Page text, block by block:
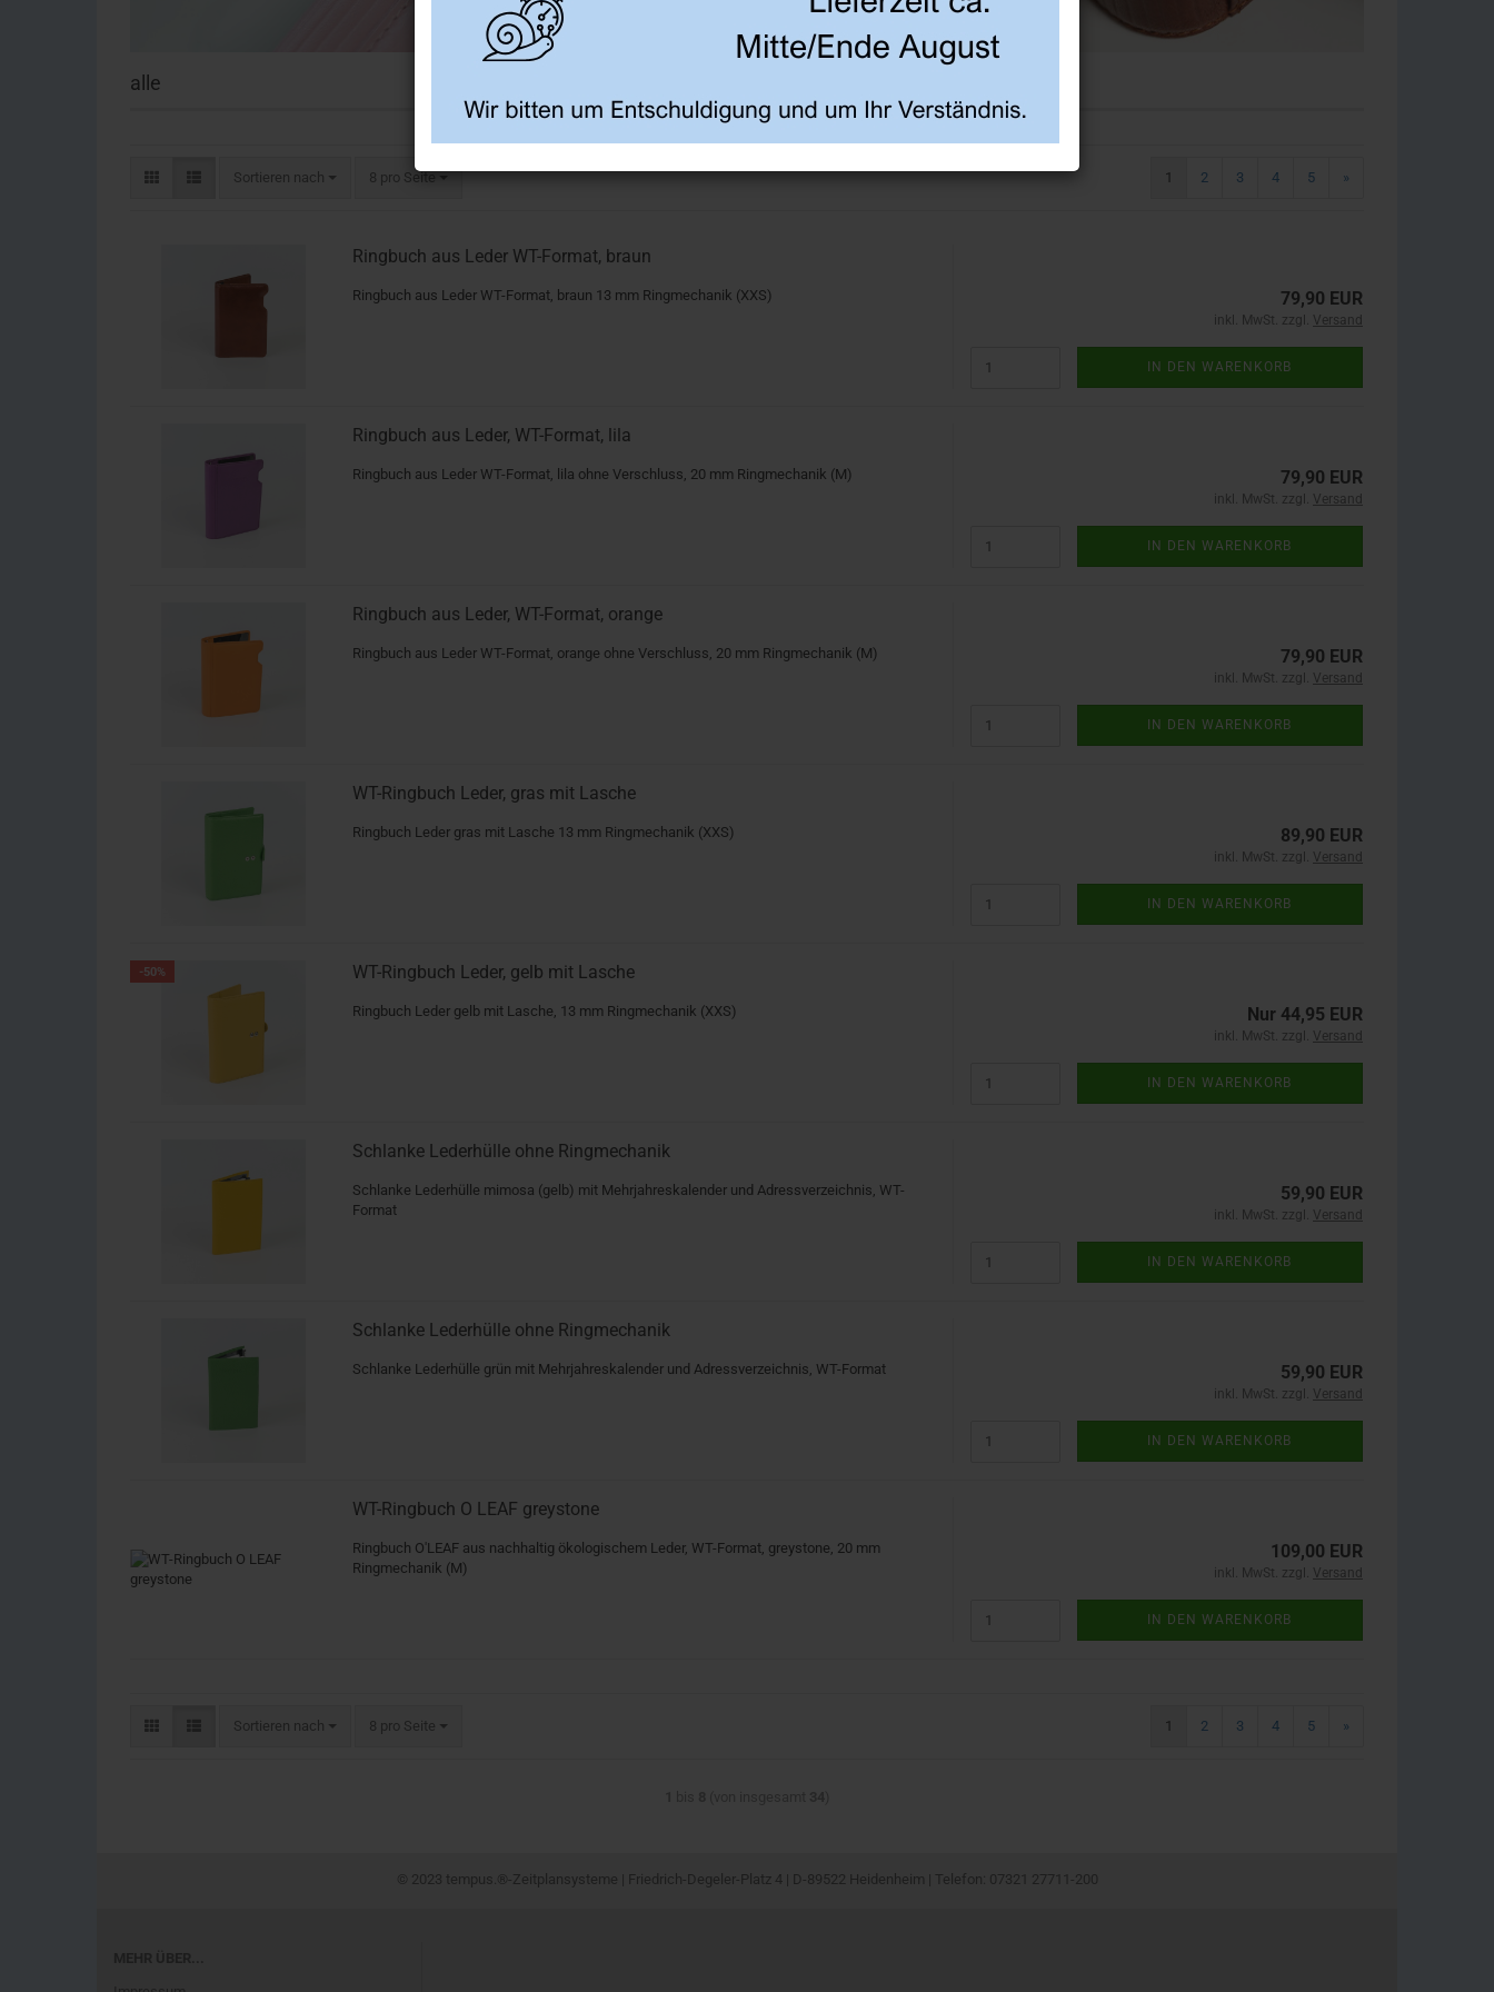
alle
Sortieren nach 8 pro Seite 1 2 3 4 5 »
Ringbuch aus Leder WT-Format, braun
Ringbuch aus Leder WT-Format, braun 13 mm Ringmechanik (XXS) 79,90 EUR
inkl. MwSt. zzgl. Versand
IN DEN WARENKORB
Ringbuch aus Leder, WT-Format, lila
Ringbuch aus Leder WT-Format, lila ohne Verschluss, 20 mm Ringmechanik (M) 79,90 EUR
inkl. MwSt. zzgl. Versand
IN DEN WARENKORB
Ringbuch aus Leder, WT-Format, orange
Ringbuch aus Leder WT-Format, orange ohne Verschluss, 20 mm Ringmechanik (M) 79,90 EUR
inkl. MwSt. zzgl. Versand
IN DEN WARENKORB
WT-Ringbuch Leder, gras mit Lasche
Ringbuch Leder gras mit Lasche 13 mm Ringmechanik (XXS) 89,90 EUR
inkl. MwSt. zzgl. Versand
IN DEN WARENKORB
-50% WT-Ringbuch Leder, gelb mit Lasche
Ringbuch Leder gelb mit Lasche, 13 mm Ringmechanik (XXS) Nur 44,95 EUR
inkl. MwSt. zzgl. Versand
IN DEN WARENKORB
Schlanke Lederhülle ohne Ringmechanik
Schlanke Lederhülle mimosa (gelb) mit Mehrjahreskalender und Adressverzeichnis, WT-
Format
59,90 EUR
inkl. MwSt. zzgl. Versand
IN DEN WARENKORB
Schlanke Lederhülle ohne Ringmechanik
Schlanke Lederhülle grün mit Mehrjahreskalender und Adressverzeichnis, WT-Format 59,90 EUR
inkl. MwSt. zzgl. Versand
IN DEN WARENKORB
WT-Ringbuch O LEAF greystone
Ringbuch O'LEAF aus nachhaltig ökologischem Leder, WT-Format, greystone, 20 mm
Ringmechanik (M)
109,00 EUR
inkl. MwSt. zzgl. Versand
IN DEN WARENKORB
Sortieren nach 8 pro Seite 1 2 3 4 5 »
© 2023 tempus.®-Zeitplansysteme | Friedrich-Degeler-Platz 4 | D-89522 Heidenheim | Telefon: 07321 27711-200